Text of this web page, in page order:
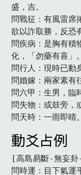
盛，吉。
問戰征：有風雷席
欲以詐取勝，反恐
問疾病：是胸有積
化，「勿藥有喜」。
問行人：現時已動
問婚嫁：兩家素有
問六甲：生男，臨
問失物：或鼓旁，
問天時：一雨即
動爻占例
[高島易斷-無妄
問時運：目下氣運